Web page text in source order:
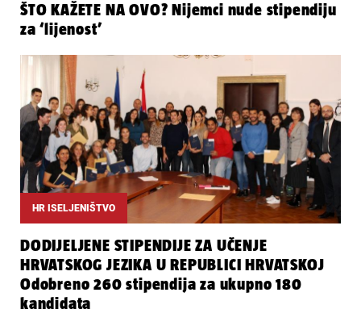
ŠTO KAŽETE NA OVO? Nijemci nude stipendiju
za ‘lijenost’
HR ISELJENIŠTVO
DODIJELJENE STIPENDIJE ZA UČENJE
HRVATSKOG JEZIKA U REPUBLICI HRVATSKOJ
Odobreno 260 stipendija za ukupno 180
kandidata